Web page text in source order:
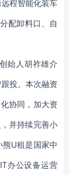
程智能化装车
配卸料口、自
始人胡祚雄介
投。本次融资
协同，加大资
并持续完善小
U租是国家中
办公设备运营